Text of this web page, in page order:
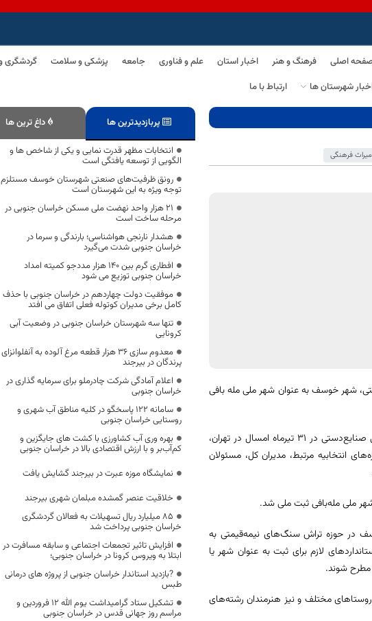
اصلی فرهنگ و هنر اخبار استان علم و فناوری جامعه پزشکی و سلامت گردشگری
شهرستان ها
ارتباط با ما
فرهنگی
شهر خوسف به عنوان شهر ملی مله بافی
محمد شفیعی با اشاره به برگزاری سومین شورای راهبردی انتخاب شهرها و روستاهای ملی صنایع‌دستی در 31 تیرماه امسال در تهران،
حوزه‌های انتخابیه مرتبط، مدیران کل، مسئولان
ملی مله‌بافی ثبت ملی شد.
در حوزه تراش سنگ‌های نیمه‌قیمتی به
لازم برای ثبت به عنوان شهر یا
شوند.
مختلف و نیز هنرمندان رشته‌های
پربازدیدترین ها داغ ترین ها
انتخابات مظهر قدرت نمایی و یکی از شاخص ها و
الگویی از توسعه یافتگی است
رونق ظرفیت‌های صنعتی شهرستان خوسف مستلزم
توجه ویژه به این شهرستان است
۲۱ هزار واحد نهضت ملی مسکن خراسان جنوبی در
مرحله ساخت است
هشدار نارنجی هواشناسی؛ بارندگی و سرما در
خراسان جنوبی شدت می‌گیرد
افطاری گرم بین 140 هزار مددجو کمیته امداد
خراسان جنوبی توزیع می شود
موفقیت دولت چهاردهم در خراسان جنوبی با حذف
کامل برخی مدیران کوتوله فعلی اتفاق می افتد
تنها سه شهرستان خراسان جنوبی در وضعیت آبی
کرونایی
معدوم سازی ۳۶ هزار قطعه مرغ آلوده به آنفلوانزای
پرندگان در بیرجند
اعلام آمادگی شرکت چادرملو برای سرمایه گذاری در
خراسان جنوبی
سامانه 122 پاسخگو در کلیه مناطق آب شهری و
روستایی خراسان جنوبی
بهره وری آب کشاورزی با کشت های جایگزین و
کم‌آب‌بر و با ارزش اقتصادی بالا در خراسان جنوبی
نمایشگاه موزه عبرت در بیرجند گشایش یافت
خلاقیت عنصر گمشده مبلمان شهری بیرجند
۸۵ میلیارد ریال تسهیلات به فعالان گردشگری
خراسان جنوبی پرداخت شد
افزایش تاثیر تجمعات اجتماعی و سابقه مسافرت در
ابتلا به ویروس کرونا در خراسان جنوبی؛
?بازدید استاندار خراسان جنوبی از پروژه های درمانی
طبس
تشکیل ستاد گرامیداشت یوم الله 12 فروردین و
مراسم روز جهانی قدس در خراسان جنوبی